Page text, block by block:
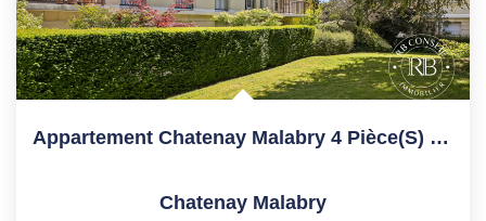
Appartement Chatenay Malabry 4 Pièce(s) 108.04 M2
Chatenay Malabry